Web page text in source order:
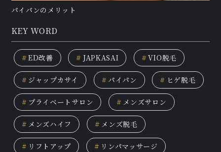
パイパンのメリット
KEY WORD
# ED改善 # JAPKASAI # VIO脱毛
# ジャップカサイ # パイパン # ヒゲ脱毛
# プライベートサロン # メンズサロン
# メンズハイフ # メンズ脱毛
# リフトアップ # リンパマッサージ